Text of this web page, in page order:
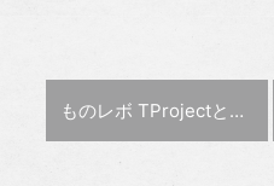
前の記事 :
ものレボ TProjectと提携し「TULIP」の販売代理店に